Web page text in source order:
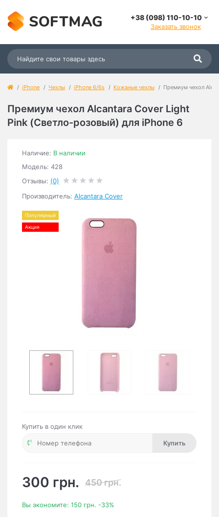
+38 (098) 110-10-10
Заказать звонок
iPhone Чехлы iPhone 6/6s Кожаные чехлы Премиум чехол
Премиум чехол Alcantara Cover Light
Pink (Светло-розовый) для iPhone 6
Наличие: В наличии
Модель: 428
Отзывы: (0)
Производитель: Alcantara Cover
Популярный
Акция
Купить в один клик
Купить
300 грн. 450 грн.
Вы экономите: 150 грн. -33%